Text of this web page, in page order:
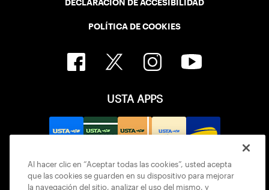
DECLARACIÓN DE ACCESIBILIDAD
POLÍTICA DE COOKIES
USTA APPS
Al hacer clic en “Aceptar todas las cookies”, usted acepta
que las cookies se guarden en su dispositivo para mejorar
la navegación del sitio, analizar el uso del mismo, y